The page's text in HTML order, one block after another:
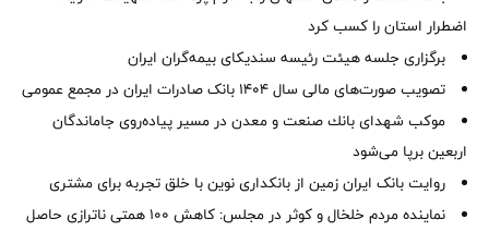
اضطرار استان را كسب كرد
برگزاری جلسه هیئت رئیسه سندیکای بیمه‌گران ایران
تصویب صورت‌های مالی سال ۱۴۰۴ بانک صادرات ایران در مجمع عمومی
موكب شهدای بانك صنعت و معدن در مسیر پیاده‌روی جاماندگان
اربعین برپا می‌شود
روایت بانک ایران زمین از بانکداری نوین با خلق تجربه برای مشتری
نماینده مردم خلخال و کوثر در مجلس: کاهش ۱۰۰ همتی ناترازی حاصل